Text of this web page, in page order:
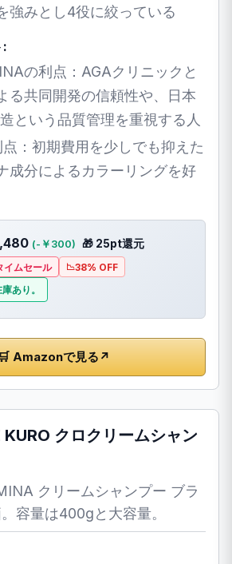
強みとし4役に絞っている
:
の利点：AGAクリニックと
る共同開発の信頼性や、日本
という品質管理を重視する人
：初期費用を少しでも抑えた
成分によるカラーリングを好
(-￥300) 🎁 25pt還元
イムセール
38% OFF
あり。
🛒 Amazonで見る ↗
クロクリームシャン
クリームシャンプー ブラ
容量は400gと大容量。